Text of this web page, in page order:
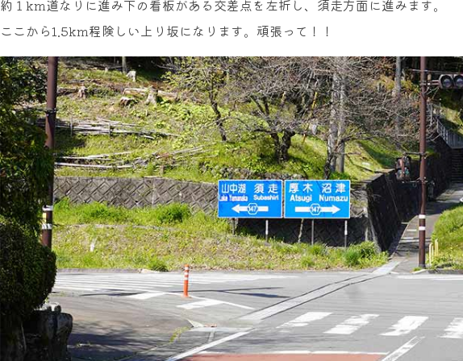
約１km道なりに進み下の看板がある交差点を左折し、須走方面に進みます。
ここから1.5km程険しい上り坂になります。頑張って！！